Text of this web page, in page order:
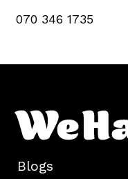
070 346 1735
Blogs